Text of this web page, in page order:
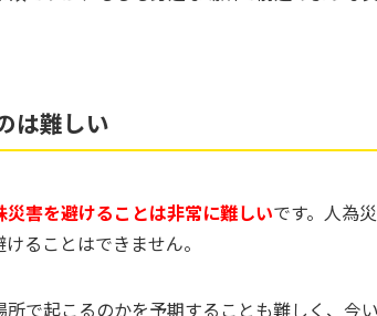
は難しい
災害を避けることは非常に難しいです。人為
ることはできません。
で起こるのかを予期することも難しく、今